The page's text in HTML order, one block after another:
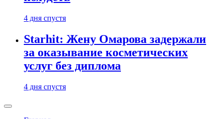
4 дня спустя
Starhit: Жену Омарова задержали
за оказывание косметических
услуг без диплома
4 дня спустя